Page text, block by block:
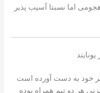
اما نسبتا آسیب پذیر